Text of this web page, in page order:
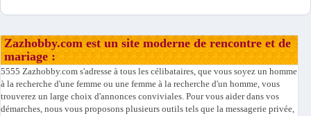
Zazhobby.com est un site moderne de rencontre et de
mariage :
5555 Zazhobby.com s'adresse à tous les célibataires, que vous soyez un homme
à la recherche d'une femme ou une femme à la recherche d'un homme, vous
trouverez un large choix d'annonces conviviales. Pour vous aider dans vos
démarches, nous vous proposons plusieurs outils tels que la messagerie privée,